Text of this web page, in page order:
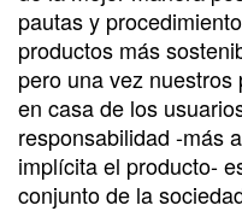
pautas y
productos más
pero una vez
en casa de los
responsabilidad -más
implícita el producto-
conjunto de la